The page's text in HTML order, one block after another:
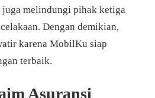
melindungi pihak ketiga
Dengan demikian,
karena MobilKu siap
terbaik.
Asuransi